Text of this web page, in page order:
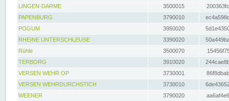
LINGEN-DARME
3500015
PAPENBURG
3790010
POGUM
3950020
RHEINE UNTERSCHLEUSE
3390020
Rühle
3500070
TERBORG
3910020
VERSEN WEHR OP
3730001
VERSEN WEHRDURCHSTICH
3730010
WEENER
3790020